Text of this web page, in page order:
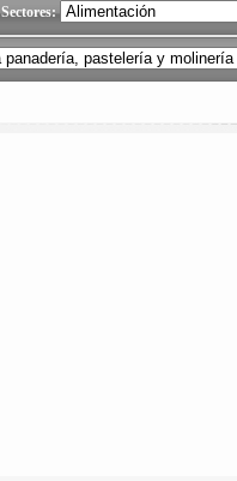
Sectores: